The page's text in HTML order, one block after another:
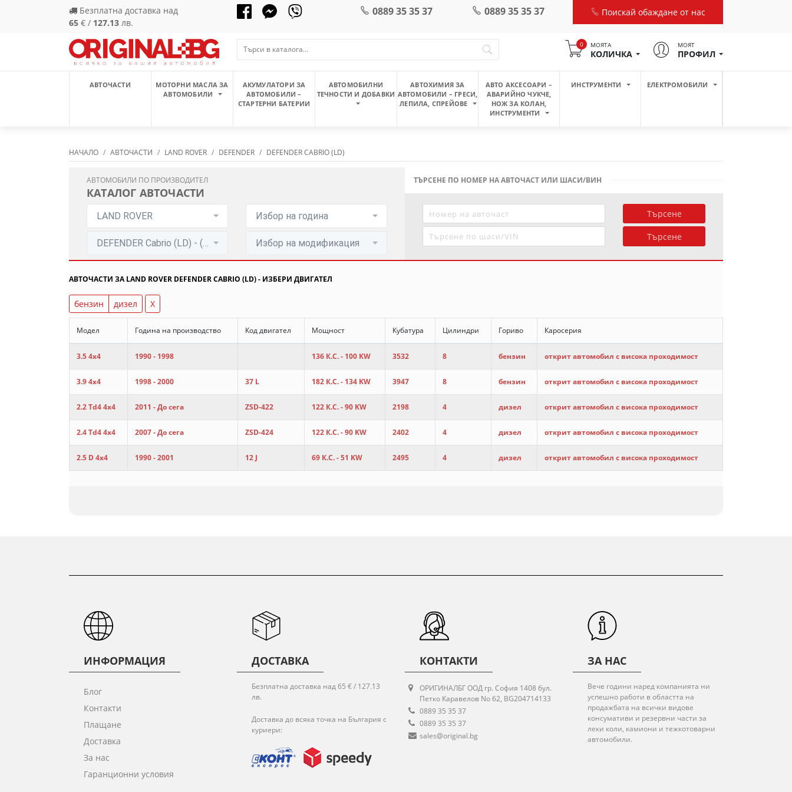
Безплатна доставка над
65 € / 127.13 лв.
0889 35 35 37 0889 35 35 37 Поискай обаждане от нас
0 МОЯТА
КОЛИЧКА
МОЯТ
ПРОФИЛ
АВТОЧАСТИ
МОТОРНИ МАСЛА ЗА
АВТОМОБИЛИ
АКУМУЛАТОРИ ЗА
АВТОМОБИЛИ –
СТАРТЕРНИ БАТЕРИИ
АВТОМОБИЛНИ
ТЕЧНОСТИ И ДОБАВКИ
АВТОХИМИЯ ЗА
АВТОМОБИЛИ – ГРЕСИ,
ЛЕПИЛА, СПРЕЙОВЕ
АВТО АКСЕСОАРИ –
АВАРИЙНО ЧУКЧЕ,
НОЖ ЗА КОЛАН,
ИНСТРУМЕНТИ
ИНСТРУМЕНТИ ЕЛЕКТРОМОБИЛИ
НАЧАЛО АВТОЧАСТИ LAND ROVER DEFENDER DEFENDER CABRIO (LD)
АВТОМОБИЛИ ПО ПРОИЗВОДИТЕЛ
КАТАЛОГ АВТОЧАСТИ
LAND ROVER Избор на година
DEFENDER Cabrio (LD) - (1990 - До сега) Избор на модификация
ТЪРСЕНЕ ПО НОМЕР НА АВТОЧАСТ ИЛИ ШАСИ/ВИН
Търсене
Търсене
АВТОЧАСТИ ЗА LAND ROVER DEFENDER CABRIO (LD) - ИЗБЕРИ ДВИГАТЕЛ
бензин дизел X
Модел Година на производство Код двигател Мощност Кубатура Цилиндри Гориво Каросерия
3.5 4x4 1990 - 1998 136 К.С. - 100 KW 3532 8 бензин открит автомобил с висока проходимост
3.9 4x4 1998 - 2000 37 L 182 К.С. - 134 KW 3947 8 бензин открит автомобил с висока проходимост
2.2 Td4 4x4 2011 - До сега ZSD-422 122 К.С. - 90 KW 2198 4 дизел открит автомобил с висока проходимост
2.4 Td4 4x4 2007 - До сега ZSD-424 122 К.С. - 90 KW 2402 4 дизел открит автомобил с висока проходимост
2.5 D 4x4 1990 - 2001 12 J 69 К.С. - 51 KW 2495 4 дизел открит автомобил с висока проходимост
ИНФОРМАЦИЯ
Блог
Контакти
Плащане
Доставка
За нас
Гаранционни условия
ДОСТАВКА
Безплатна доставка над 65 € / 127.13
лв.
Доставка до всяка точка на България с
куриери:
КОНТАКТИ
ОРИГИНАЛБГ ООД гр. София 1408 бул.
Петко Каравелов No 62, BG204714133
0889 35 35 37
0889 35 35 37
sales@original.bg
ЗА НАС
Вече години наред компанията ни
успешно работи в областта на
продажбата на всички видове
консумативи и резервни части за
леки коли, камиони и тежкотоварни
автомобили.